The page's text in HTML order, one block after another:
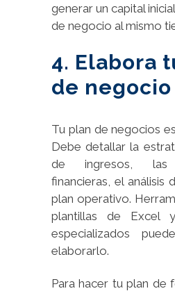
generar un capital
de negocio al mismo
4. Elabora
de negocio
Tu plan de negocios
Debe detallar la
de ingresos, las
financieras, el análisis
plan operativo.
plantillas de Excel
especializados
elaborarlo.
Para hacer tu plan de